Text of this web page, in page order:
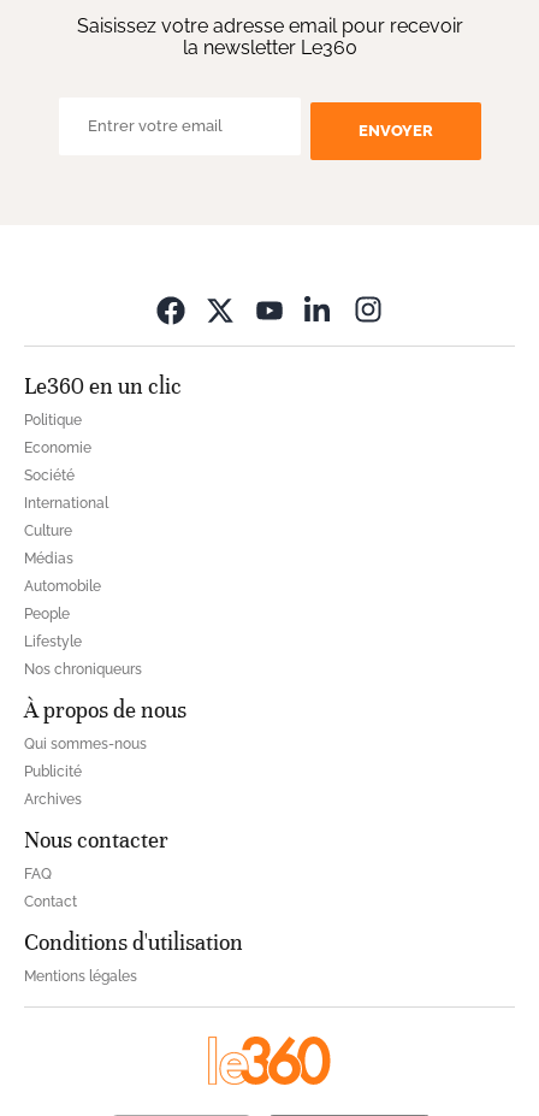
Saisissez votre adresse email pour recevoir
la newsletter Le360
ENVOYER
Le360 en un clic
Politique
Economie
Société
International
Culture
Médias
Automobile
People
Lifestyle
Nos chroniqueurs
À propos de nous
Qui sommes-nous
Publicité
Archives
Nous contacter
FAQ
Contact
Conditions d'utilisation
Mentions légales